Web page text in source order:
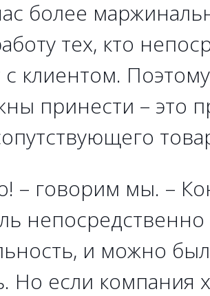
более
тех, кто
с клиентом.
принести – это
– говорим мы. –
и можно
Но если компания